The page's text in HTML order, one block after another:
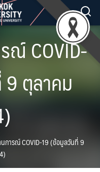
ณ์ COVID-
ตุลาคม
การณ์ COVID-19 (ข้อมูลวันที่ 9